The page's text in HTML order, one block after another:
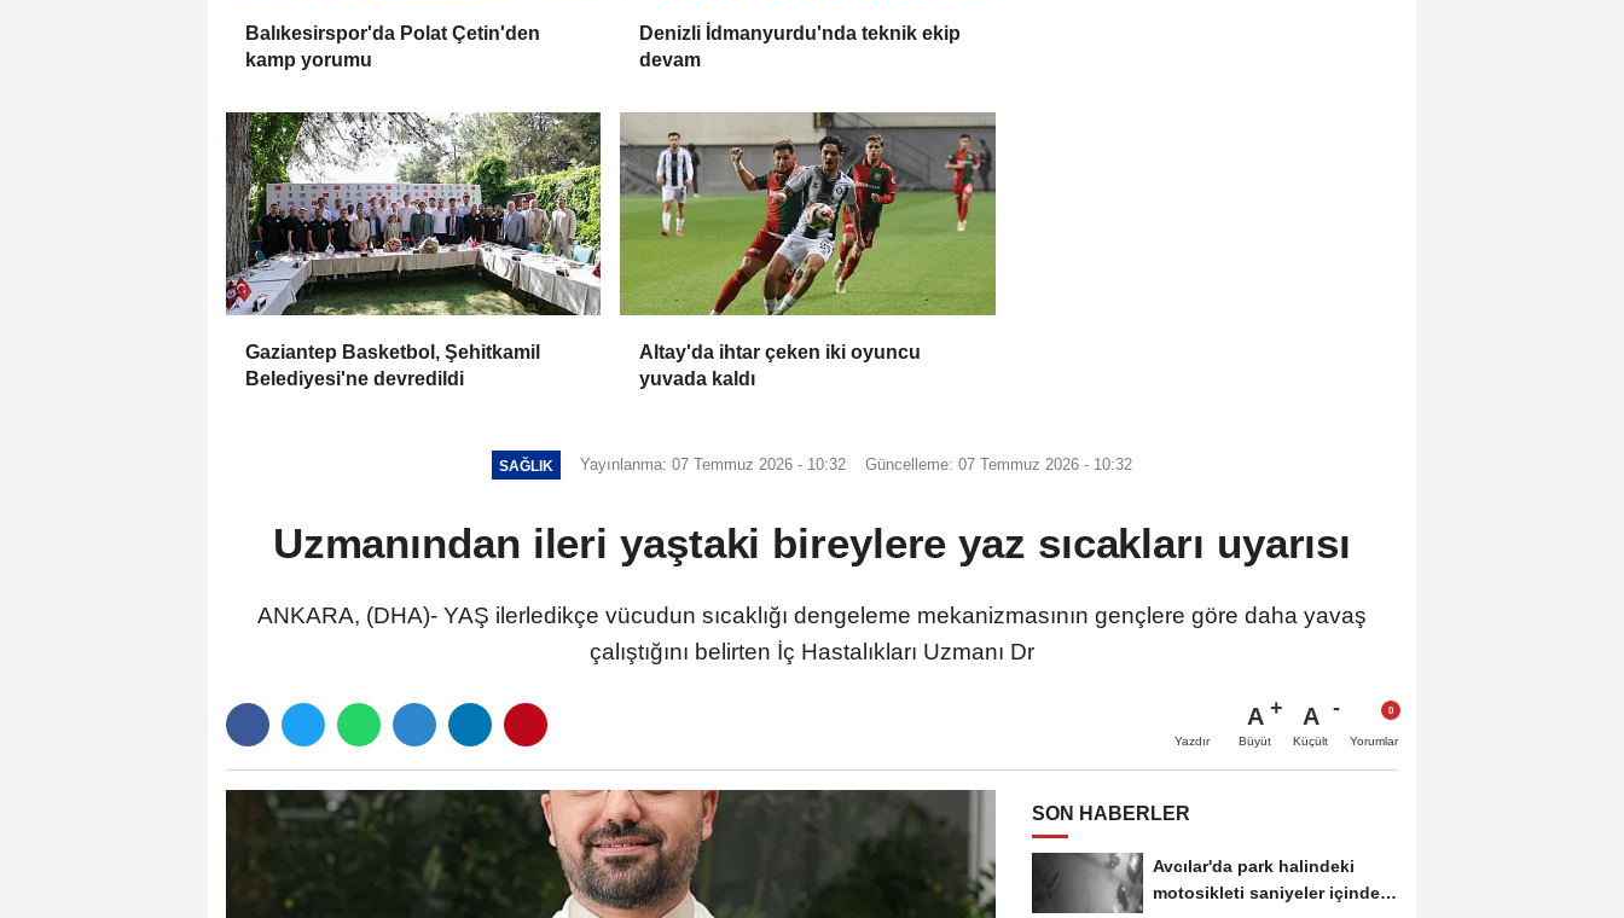
Balıkesirspor'da Polat Çetin'den
kamp yorumu
Denizli İdmanyurdu'nda teknik ekip
devam
Gaziantep Basketbol, Şehitkamil
Belediyesi'ne devredildi
Altay'da ihtar çeken iki oyuncu
yuvada kaldı
SAĞLIK Yayınlanma: 07 Temmuz 2026 - 10:32 Güncelleme: 07 Temmuz 2026 - 10:32
Uzmanından ileri yaştaki bireylere yaz sıcakları uyarısı
ANKARA, (DHA)- YAŞ ilerledikçe vücudun sıcaklığı dengeleme mekanizmasının gençlere göre daha yavaş
çalıştığını belirten İç Hastalıkları Uzmanı Dr
Yazdır
A
Büyüt
A
Küçült Yorumlar
SON HABERLER
Avcılar'da park halindeki
motosikleti saniyeler içinde